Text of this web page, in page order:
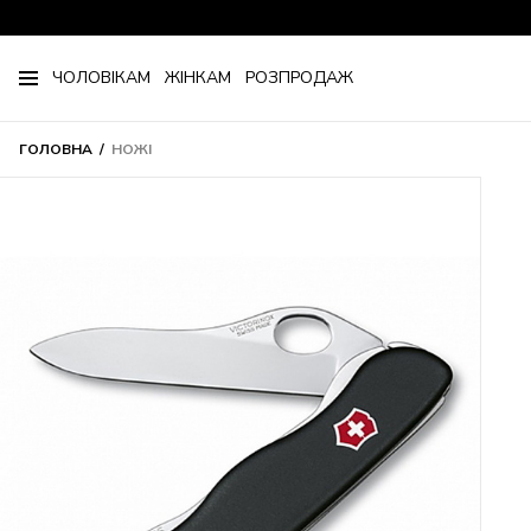
ЧОЛОВІКАМ ЖІНКАМ РОЗПРОДАЖ
ГОЛОВНА НОЖІ